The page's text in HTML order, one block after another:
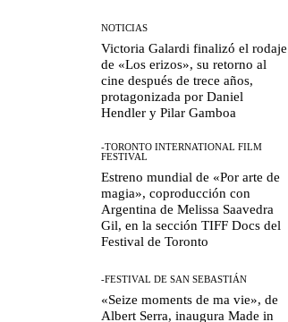
NOTICIAS
Victoria Galardi finalizó el rodaje
de «Los erizos», su retorno al
cine después de trece años,
protagonizada por Daniel
Hendler y Pilar Gamboa
-TORONTO INTERNATIONAL FILM
FESTIVAL
Estreno mundial de «Por arte de
magia», coproducción con
Argentina de Melissa Saavedra
Gil, en la sección TIFF Docs del
Festival de Toronto
-FESTIVAL DE SAN SEBASTIÁN
«Seize moments de ma vie», de
Albert Serra, inaugura Made in